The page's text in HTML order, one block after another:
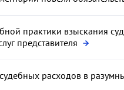
практики взыскания
представителя
расходов в